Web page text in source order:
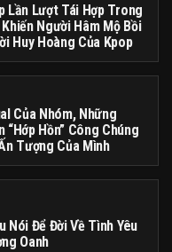
Lần Lượt Tái Hợp Trong
Người Hâm Mộ Bồi
Huy Hoàng Của Kpop
Của Nhóm, Những
“hớp Hồn” Công Chúng
Tượng Của Mình
Nói Để Đời Về Tình Yêu
Oanh